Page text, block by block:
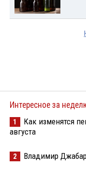
Интересное за
1
Как изменятся
августа
2 Владимир